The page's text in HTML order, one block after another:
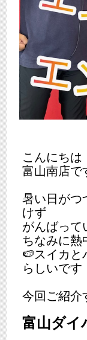
こんにちは
富山南店で
暑い日がつ
けず
がんばって
ちなみに熱
🍉スイカと
らしいです
今回ご紹介
富山ダイ